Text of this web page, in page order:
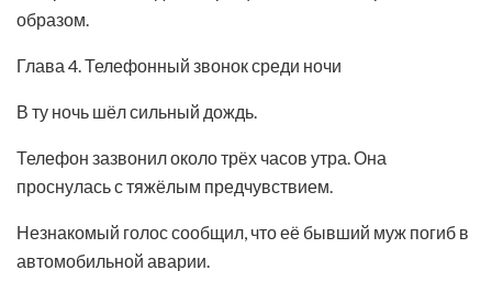
образом.
Глава 4. Телефонный звонок среди ночи
В ту ночь шёл сильный дождь.
Телефон зазвонил около трёх часов утра. Она
проснулась с тяжёлым предчувствием.
Незнакомый голос сообщил, что её бывший муж погиб в
автомобильной аварии.